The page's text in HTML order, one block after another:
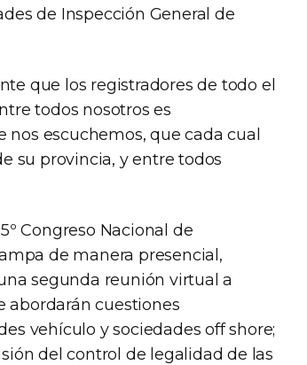
de Inspección General de
que los registradores de todo el
todos nosotros es
escuchemos, que cada cual
su provincia, y entre todos
Congreso Nacional de
de manera presencial,
segunda reunión virtual a
abordarán cuestiones
vehículo y sociedades off shore;
del control de legalidad de las